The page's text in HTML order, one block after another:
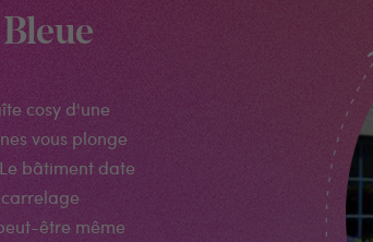
cosy d'une
vous plonge
bâtiment date
être même